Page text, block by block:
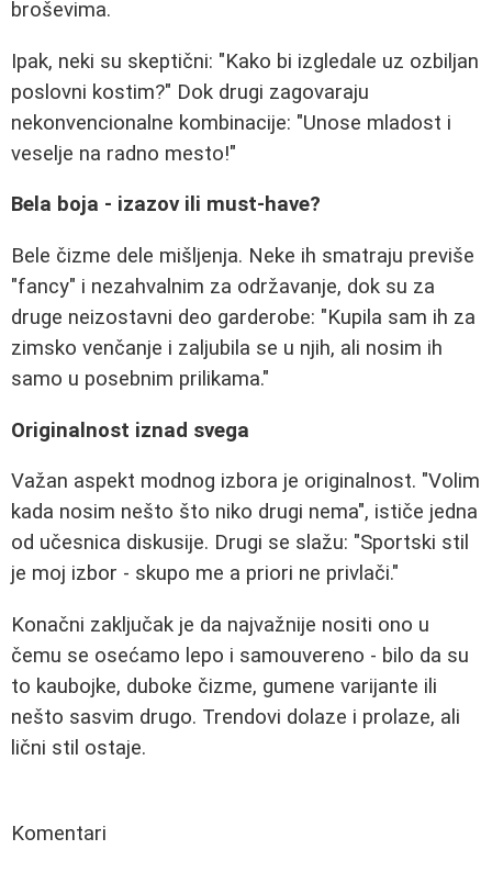
broševima.
Ipak, neki su skeptični: "Kako bi izgledale uz ozbiljan
poslovni kostim?" Dok drugi zagovaraju
nekonvencionalne kombinacije: "Unose mladost i
veselje na radno mesto!"
Bela boja - izazov ili must-have?
Bele čizme dele mišljenja. Neke ih smatraju previše
"fancy" i nezahvalnim za održavanje, dok su za
druge neizostavni deo garderobe: "Kupila sam ih za
zimsko venčanje i zaljubila se u njih, ali nosim ih
samo u posebnim prilikama."
Originalnost iznad svega
Važan aspekt modnog izbora je originalnost. "Volim
kada nosim nešto što niko drugi nema", ističe jedna
od učesnica diskusije. Drugi se slažu: "Sportski stil
je moj izbor - skupo me a priori ne privlači."
Konačni zaključak je da najvažnije nositi ono u
čemu se osećamo lepo i samouvereno - bilo da su
to kaubojke, duboke čizme, gumene varijante ili
nešto sasvim drugo. Trendovi dolaze i prolaze, ali
lični stil ostaje.
Komentari